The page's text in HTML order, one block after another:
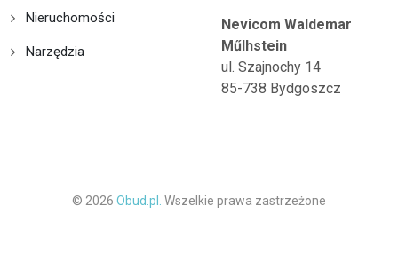
Nieruchomości
Narzędzia
Nevicom Waldemar
Műlhstein
ul. Szajnochy 14
85-738 Bydgoszcz
© 2026 Obud.pl. Wszelkie prawa zastrzeżone